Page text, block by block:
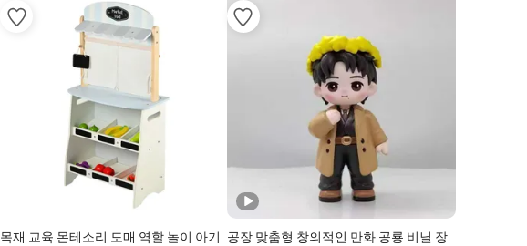
목재 교육 몬테소리 도매 역할 놀이 아기 공장 맞춤형 창의적인 만화 공룡 비닐 장